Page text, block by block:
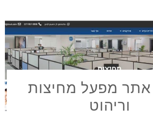
אתר מפעל מחיצות
וריהוט